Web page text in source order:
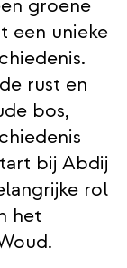
groene
een unieke
rust en
bos,
bij Abdij
rol
het